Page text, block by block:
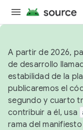
A partir de 2026,
de desarrollo
estabilidad de la
publicaremos el
segundo y cuarto
contribuir a él, usa
rama del manifiesto